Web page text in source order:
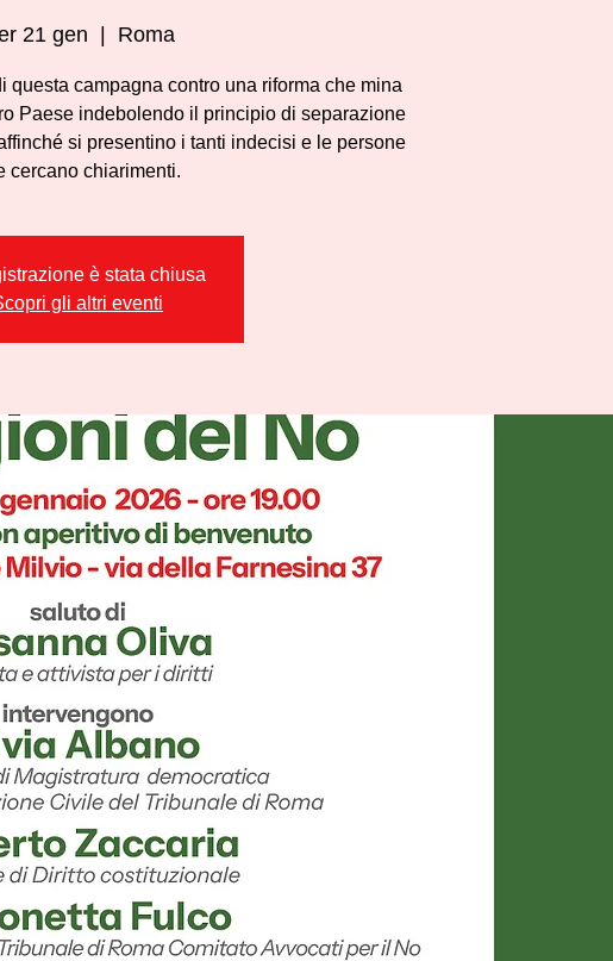
21 gen Roma
questa campagna contro una riforma che mina
Paese indebolendo il principio di separazione
si presentino i tanti indecisi e le persone
cercano chiarimenti.
è stata chiusa
gli altri eventi